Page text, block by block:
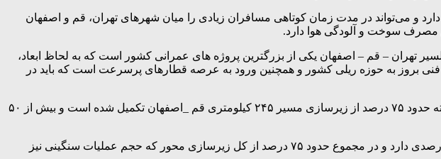
و می‌تواند در مدت زمان کوتاهی مسافران زیادی را میان شهرهای تهران، قم و اصفهان
سوخت و آلودگی هوا دارد.
تهران – قم – اصفهان یکی از بزرگترین پروژه های عمرانی کشور است که به لحاظ ابعاد،
بروز به حوزه ریلی کشور و همچنین ورود به عرصه قطارهای پرسرعت است که باید در
وی افزود: در محور قم _ اصفهان مسیر بهینه دو خطی وجود نداشت، اما با اقدامات انجام شده در سال‌های گذشته حدود ۷۵ درصد از زیرسازی مسیر ۲۴۵ کیلومتری قم _اصفهان تکمیل شده است و بیش از ۵۰
مجری پروژه قطار سریع‌السیر تهران – قم – اصفهان تصریح کرد: مابقی مسیر نیز پیشرفت فیزیکی صفر تا ۸۰ درصدی دارد و در مجموع حدود ۷۵ درصد از کل زیرسازی محور که حجم عملیات سنگینی نیز